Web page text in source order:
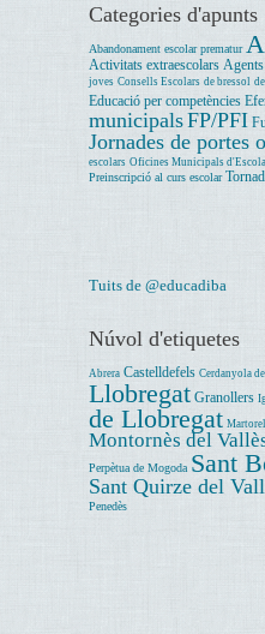
Categories d'apunts
Abandonament escolar prematur
Activitats extraescolars
joves Consells Escolars de bressol
Educació per competències
municipalsFP/PFI
Jornades de portes
escolars Oficines Municipals
Preinscripció al curs escolar
Tuits de @educadiba
Núvol d'etiquetes
Abrera Castelldefels Cerdanyola
Llobregat Granollers
de Llobregat
Montornès del
Perpètua de Mogoda Sant
Sant Quirze del
Penedès